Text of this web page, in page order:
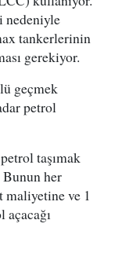
nedeniyle
tankerlerinin
gerekiyor.
geçmek
petrol
taşımak
Bunun her
maliyetine ve 1
açacağı